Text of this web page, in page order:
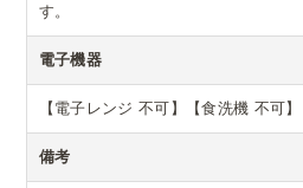
す。
電子機器
【電子レンジ 不可】【食洗機 不可
備考